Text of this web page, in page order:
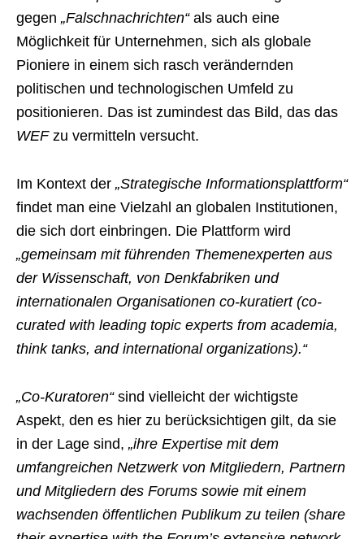
gegen „Falschnachrichten“als auch eine
Möglichkeit für Unternehmen, sich als globale
Pioniere in einem sich rasch verändernden
politischen und technologischen Umfeld zu
positionieren. Das ist zumindest das Bild, das das
WEFzu vermitteln versucht.
Im Kontext der „Strategische Informationsplattform“
findet man eine Vielzahl an globalen Institutionen,
die sich dort einbringen. Die Plattform wird
„gemeinsam mit führenden Themenexperten aus
der Wissenschaft, von Denkfabriken und
internationalen Organisationen co-kuratiert (co-
curated with leading topic experts from academia,
think tanks, and international organizations).“
„Co-Kuratoren“sind vielleicht der wichtigste
Aspekt, den es hier zu berücksichtigen gilt, da sie
in der Lage sind, „ihre Expertise mit dem
umfangreichen Netzwerk von Mitgliedern, Partnern
und Mitgliedern des Forums sowie mit einem
wachsenden öffentlichen Publikum zu teilen (share